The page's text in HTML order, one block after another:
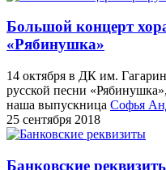
Большой концерт
«Рябинушка»
14 октября в ДК им.
русской песни
наша выпускница Софья
25 сентября 2018
Банковские